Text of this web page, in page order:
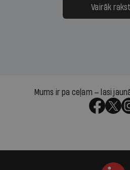
Vairāk
Mums ir pa ceļam — lasi